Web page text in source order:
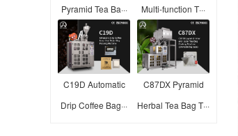
Pyramid Tea Ba···
Multi-function T···
C19D Automatic
Drip Coffee Bag···
C87DX Pyramid
Herbal Tea Bag T···